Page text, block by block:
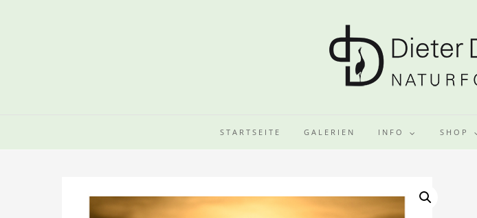
STARTSEITE GALERIEN INFO SHOP